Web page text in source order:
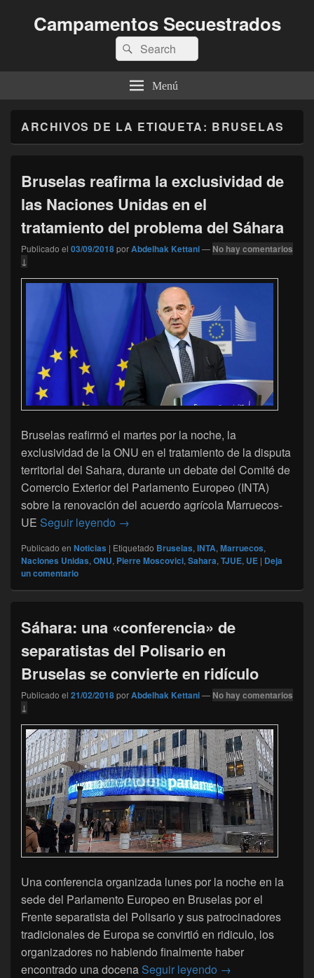
Campamentos Secuestrados
Buscar
por:
Buscar
Menú
ARCHIVOS DE LA ETIQUETA: BRUSELAS
Bruselas reafirma la exclusividad de
las Naciones Unidas en el
tratamiento del problema del Sáhara
Publicado el 03/09/2018porAbdelhak Kettani— No hay comentarios
↓
Bruselas reafirmó el martes por la noche, la
exclusividad de la ONU en el tratamiento de la disputa
territorial del Sahara, durante un debate del Comité de
Comercio Exterior del Parlamento Europeo (INTA)
sobre la renovación del acuerdo agrícola Marruecos-
UE Seguir leyendo Bruselas reafirma la exclusividad de
→
Publicado en Noticias | Etiquetado Bruselas,INTA,Marruecos,
Naciones Unidas,ONU, Pierre Moscovici,Sahara,TJUE, UE | Deja
un comentario
Sáhara: una «conferencia» de
separatistas del Polisario en
Bruselas se convierte en ridículo
Publicado el 21/02/2018porAbdelhak Kettani— No hay comentarios
↓
Una conferencia organizada lunes por la noche en la
sede del Parlamento Europeo en Bruselas por el
Frente separatista del Polisario y sus patrocinadores
tradicionales de Europa se convirtió en ridiculo, los
organizadores no habiendo finalmente haber
encontrado una docena Seguir leyendo Sáhara: una
→